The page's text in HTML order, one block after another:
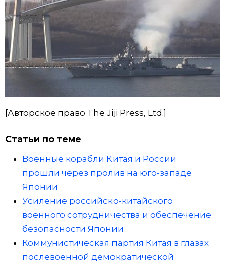
[Авторское право The Jiji Press, Ltd.]
Статьи по теме
Военные корабли Китая и России
прошли через пролив на юго-западе
Японии
Усиление российско-китайского
военного сотрудничества и обеспечение
безопасности Японии
Коммунистическая партия Китая в глазах
послевоенной демократической